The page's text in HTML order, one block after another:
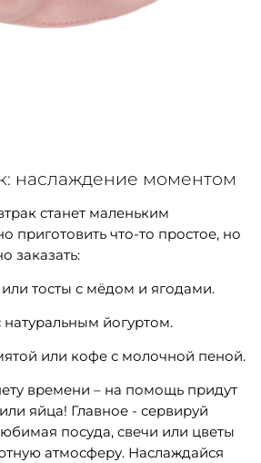
наслаждение моментом
станет маленьким
приготовить что-то простое, но
заказать:
тосты с мёдом и ягодами.
йогуртом.
или кофе с молочной пеной.
времени – на помощь придут
яйца! Главное - сервируй
посуда, свечи или цветы
атмосферу. Наслаждайся